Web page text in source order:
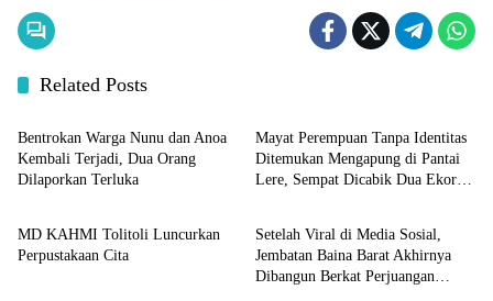
Related Posts
Sulteng
Bentrokan Warga Nunu dan Anoa
Kembali Terjadi, Dua Orang
Dilaporkan Terluka
Mayat Perempuan Tanpa Identitas
Ditemukan Mengapung di Pantai
Lere, Sempat Dicabik Dua Ekor
Sulteng
MD KAHMI Tolitoli Luncurkan
Perpustakaan Cita
Sulteng
Setelah Viral di Media Sosial,
Jembatan Baina Barat Akhirnya
Dibangun Berkat Perjuangan
Sulteng